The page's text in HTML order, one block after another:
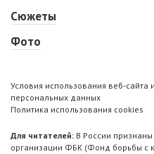
Сюжеты
Фото
Условия использования веб-
персональных данных
Политика использования cookies
Для читателей: В России
организации ФБК (Фонд борьбы с